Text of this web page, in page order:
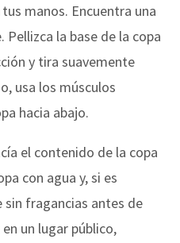
manos. Encuentra una
la base de la copa
y tira suavemente
usa los músculos
hacia abajo.
el contenido de la copa
con agua y, si es
sin fragancias antes de
un lugar público,